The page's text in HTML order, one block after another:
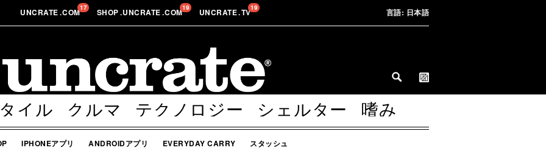
UNCRATE.COM17 SHOP.UNCRATE.COM19 UNCRATE.TV19 言語: 日本語
イル クルマ テクノロジー シェルター
嗜み
ボディー
その他
IPHONEアプリ ANDROIDアプリ EVERYDAY CARRY スタッシュ